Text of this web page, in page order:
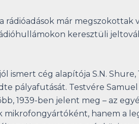
már megszokottak
keresztüli
cég alapítója S.N.
pályafutását. Testvére
1939-ben jelent meg – az
mikrofongyártóként, hanem a